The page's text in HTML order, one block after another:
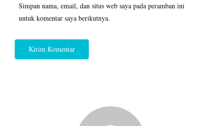
Simpan nama, email, dan situs web saya pada peramban ini
untuk komentar saya berikutnya.